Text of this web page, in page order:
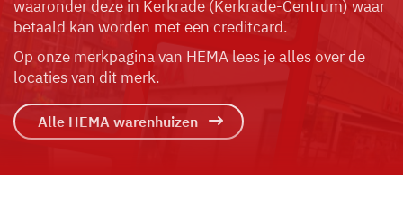
waaronder deze in Kerkrade (Kerkrade-Centrum) waar
betaald kan worden met een creditcard.
Op onze merkpagina van HEMA lees je alles over de
locaties van dit merk.
Alle HEMA warenhuizen